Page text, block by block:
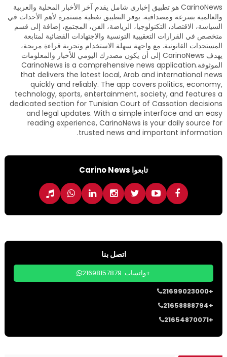
CarinoNews هو تطبيق إخباري شامل يقدم آخر الأخبار المحلية والعربية
والعالمية بسرعة ومصداقية. يوفر التطبيق تغطية مستمرة لأهم الأحداث في
السياسة، الاقتصاد، التكنولوجيا، الرياضة، الفن، المجتمع، إضافة إلى قسم
متخصص في القرارات التعقيبية التونسية والاجتهادات القضائية لمتابعة
المستجدات القانونية. مع واجهة سهلة الاستخدام وتجربة قراءة مريحة،
يهدف CarinoNews إلى أن يكون مصدرك اليومي للأخبار والمعلومات
الموثوقة.CarinoNews is a comprehensive news application
that delivers the latest local, Arab and international news
quickly and reliably. The app covers politics, economy,
technology, sports, entertainment, society, and features a
dedicated section for Tunisian Court of Cassation decisions
and legal updates. With a simple interface and an easy
reading experience, CarinoNews is your daily source for
trusted news and important information.
تابعوا Carino News
اتصل بنا
واتساب: 21698157879+
21699023000+
21658888794+
21654870071+